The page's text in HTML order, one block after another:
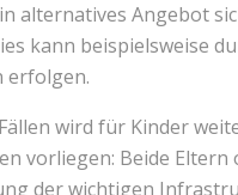
alternatives Angebot
kann beispielsweise
erfolgen.
wird für Kinder
vorliegen: Beide
der wichtigen